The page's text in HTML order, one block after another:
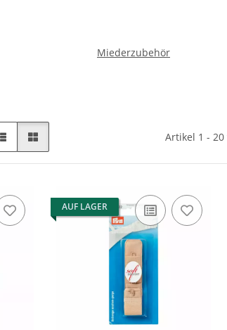
Miederzubehör
Artikel 1 - 20
AUF LAGER